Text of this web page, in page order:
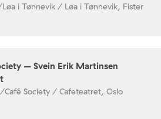
Løa i Tønnevik / Løa i Tønnevik, Fister
– Svein Erik Martinsen
/Café Society / Cafeteatret, Oslo